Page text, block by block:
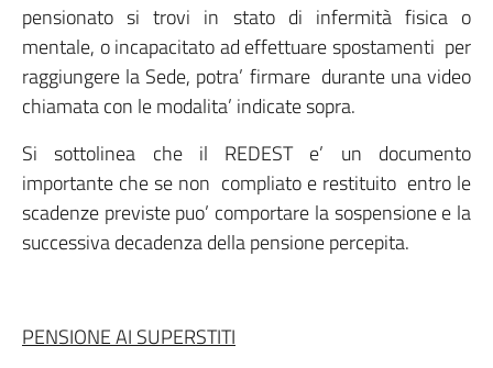
pensionato si trovi in stato di infermità fisica o
mentale, o incapacitato ad effettuare spostamenti per
raggiungere la Sede, potra’ firmare durante una video
chiamata con le modalita’ indicate sopra.
Si sottolinea che il REDEST e’ un documento
importante che se non compliato e restituito entro le
scadenze previste puo’ comportare la sospensione e la
successiva decadenza della pensione percepita.
PENSIONE AI SUPERSTITI